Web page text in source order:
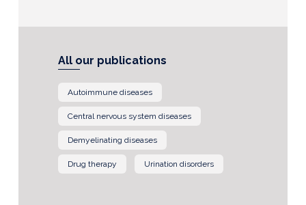
All our publications
Autoimmune diseases
Central nervous system diseases
Demyelinating diseases
Drug therapy Urination disorders